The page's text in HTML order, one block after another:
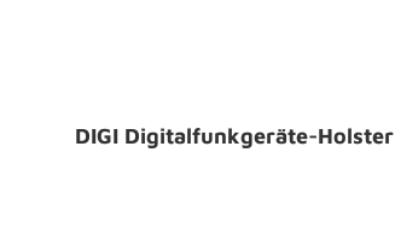
DIGI Digitalfunkgeräte-Holster